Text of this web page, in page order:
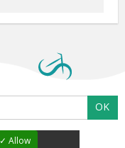
OK
✓ Allow